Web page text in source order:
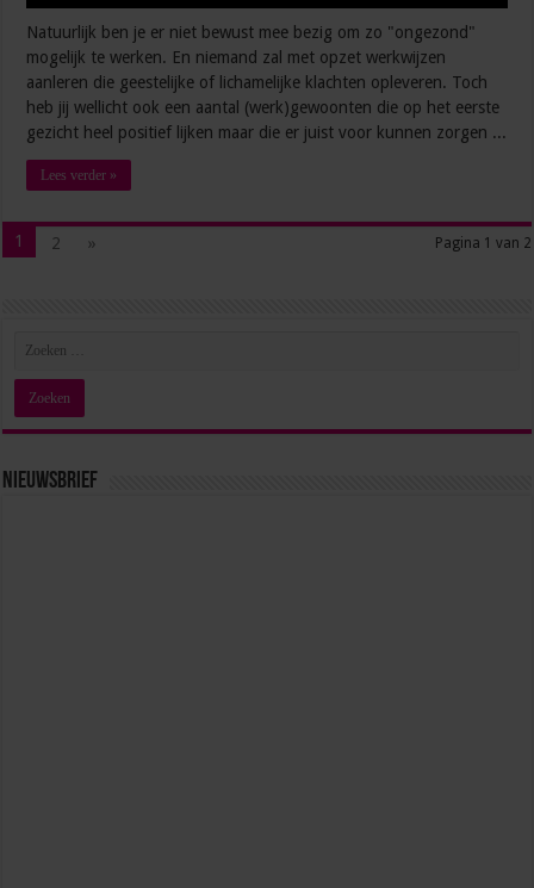
Natuurlijk ben je er niet bewust mee bezig om zo "ongezond"
mogelijk te werken. En niemand zal met opzet werkwijzen
aanleren die geestelijke of lichamelijke klachten opleveren. Toch
heb jij wellicht ook een aantal (werk)gewoonten die op het eerste
gezicht heel positief lijken maar die er juist voor kunnen zorgen ...
Lees verder »
Pagina 1 van 2
1 2 »
Nieuwsbrief